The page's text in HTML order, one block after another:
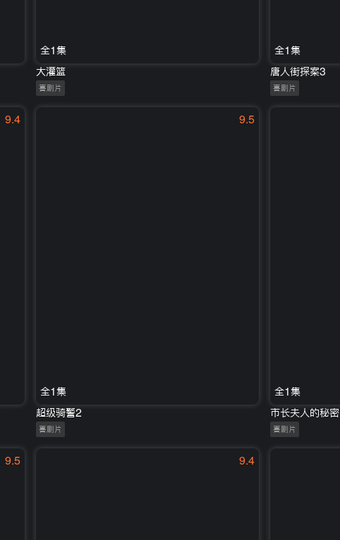
全1集
大灌篮
喜剧片
全1集
唐人街探案3
喜剧片
9.4 9.5
全1集
超级骑警2
喜剧片
全1集
市长夫人的秘密
喜剧片
9.5 9.4